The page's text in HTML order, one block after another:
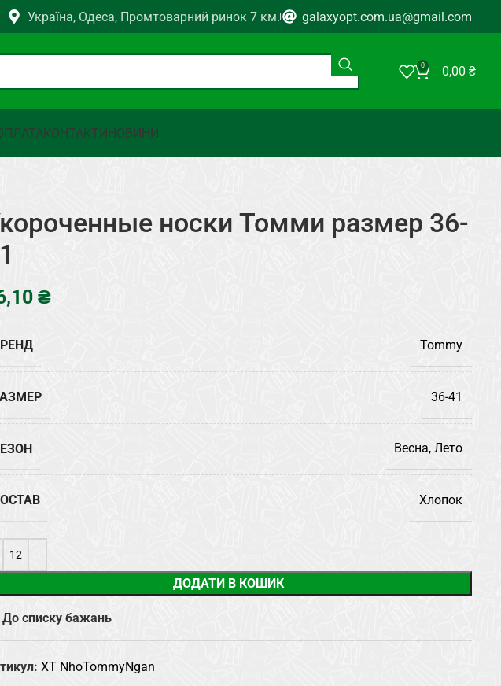
Україна, Одеса, Промтоварний ринок 7 км. galaxyopt.com.ua@gmail.com
0 0,00 ₴
КОНТАКТИНОВИНИ
носки Томми размер 36-
₴
Tommy
36-41
Весна, Лето
Хлопок
ДОДАТИ В КОШИК
До списку бажань
XT NhoTommyNgan